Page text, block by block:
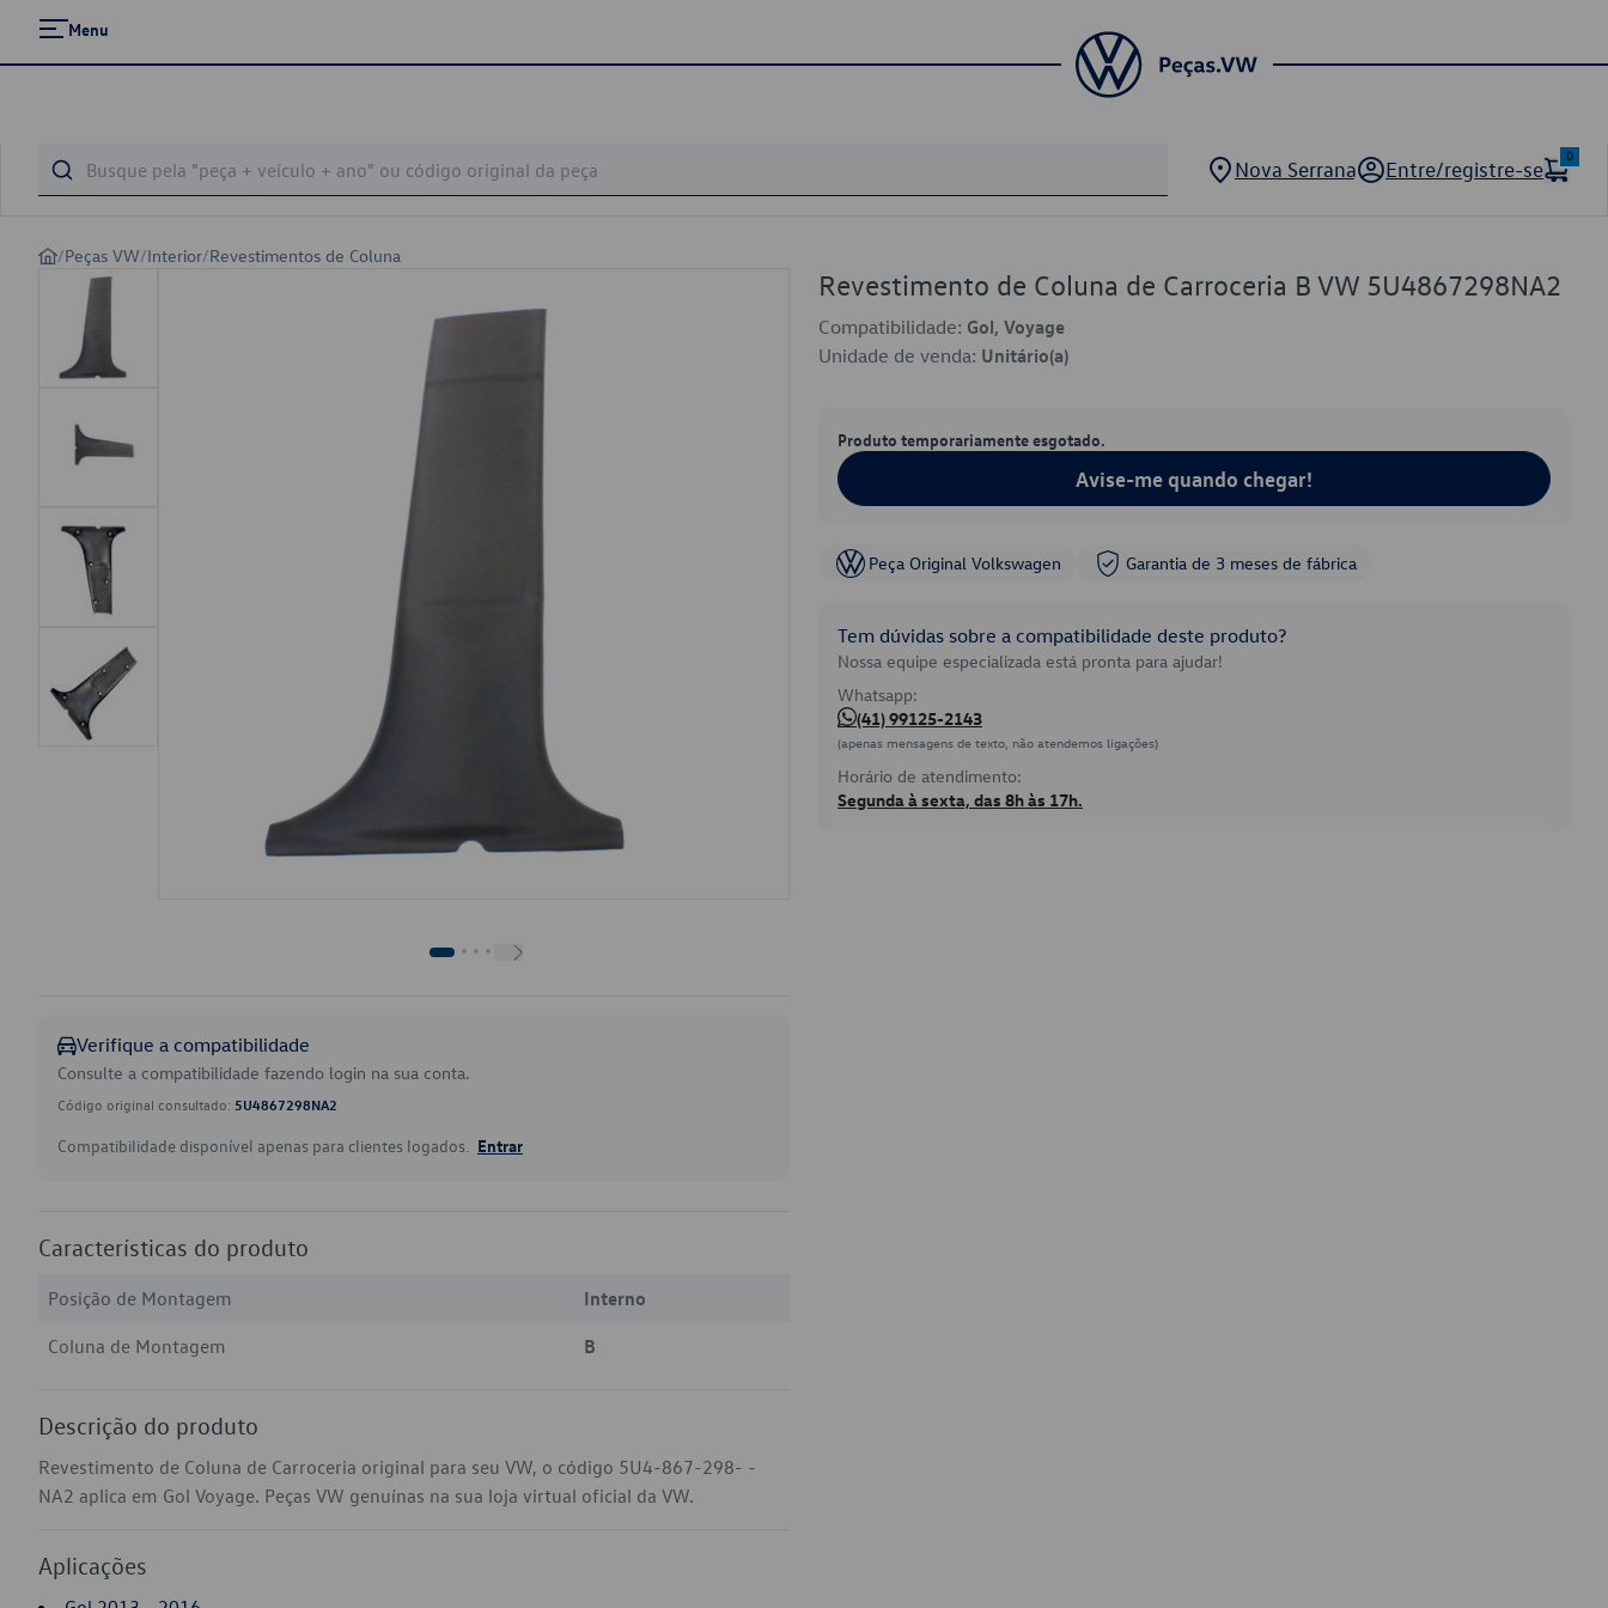
Menu
Nova Serrana Entre/registre-se
0
/Peças VW/Interior/Revestimentos de Coluna
Verifique a compatibilidade
Consulte a compatibilidade fazendo login na sua conta.
Código original consultado: 5U4867298NA2
Compatibilidade disponível apenas para clientes logados. Entrar
Características do produto
Posição de Montagem
Interno
Coluna de Montagem
B
Descrição do produto
Revestimento de Coluna de Carroceria original para seu VW, o código 5U4-867-298- -
NA2 aplica em Gol Voyage. Peças VW genuínas na sua loja virtual oficial da VW.
Aplicações
Revestimento de Coluna de Carroceria B VW 5U4867298NA2
Compatibilidade: Gol, Voyage
Unidade de venda: Unitário(a)
Produto temporariamente esgotado.
Avise-me quando chegar!
Peça Original Volkswagen Garantia de 3 meses de fábrica
Tem dúvidas sobre a compatibilidade deste produto?
Nossa equipe especializada está pronta para ajudar!
Whatsapp:
(41) 99125-2143
(apenas mensagens de texto, não atendemos ligações)
Horário de atendimento:
Segunda à sexta, das 8h às 17h.